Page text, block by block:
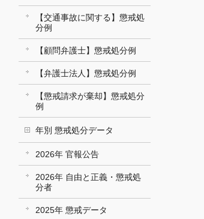
【交通事故に関する】懲戒処
分例
【顧問弁護士】懲戒処分例
【弁護士法人】懲戒処分例
【懲戒請求が棄却】懲戒処分
例
年別 懲戒処分データ
2026年 官報公告
2026年 自由と正義・懲戒処
分者
2025年 懲戒データ